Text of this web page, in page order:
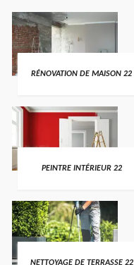
RÉNOVATION DE MAISON 22
PEINTRE INTÉRIEUR 22
NETTOYAGE DE TERRASSE 22